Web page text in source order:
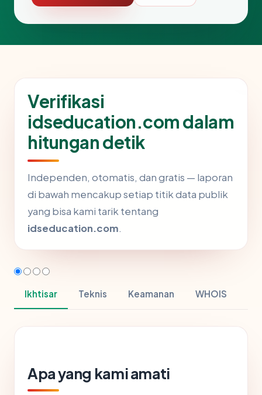
Verifikasi
idseducation.com dalam
hitungan detik
Independen, otomatis, dan gratis — laporan
di bawah mencakup setiap titik data publik
yang bisa kami tarik tentang
idseducation.com.
Ikhtisar Teknis Keamanan WHOIS
Apa yang kami amati